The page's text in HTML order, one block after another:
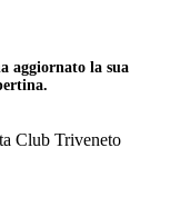
aggiornato la sua
Club Triveneto